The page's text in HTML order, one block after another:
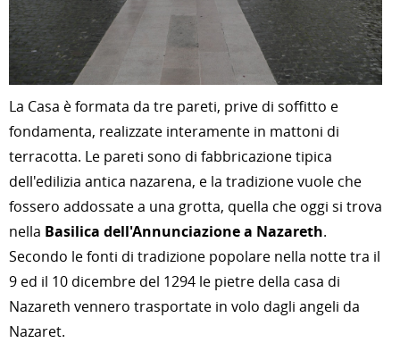
La Casa è formata da tre pareti, prive di soffitto e
fondamenta, realizzate interamente in mattoni di
terracotta. Le pareti sono di fabbricazione tipica
dell'edilizia antica nazarena, e la tradizione vuole che
fossero addossate a una grotta, quella che oggi si trova
nella Basilica dell'Annunciazione a Nazareth.
Secondo le fonti di tradizione popolare nella notte tra il
9 ed il 10 dicembre del 1294 le pietre della casa di
Nazareth vennero trasportate in volo dagli angeli da
Nazaret.